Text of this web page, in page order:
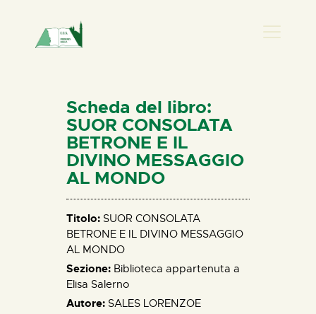
HOME
CHI SIAMO
NEWS
PERCORSI
BIBLIOTECA
ELISA SALERNO
CONTATTI
Scheda del libro:
SUOR CONSOLATA
BETRONE E IL
DIVINO MESSAGGIO
AL MONDO
Titolo: SUOR CONSOLATA
BETRONE E IL DIVINO MESSAGGIO
AL MONDO
Sezione: Biblioteca appartenuta a
Elisa Salerno
Autore: SALES LORENZOE